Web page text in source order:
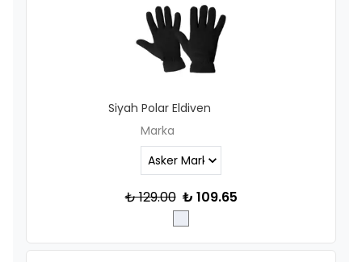
Siyah Polar Eldiven
Marka
₺ 129.00 ₺ 109.65